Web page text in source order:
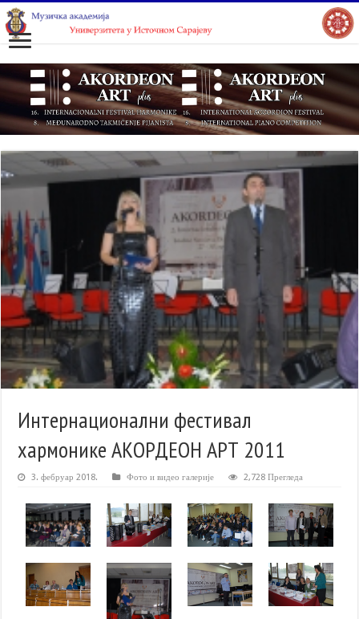
Интернационални фестивал
хармонике АКОРДЕОН АРТ 2011
3. фебруар 2018. Фото и видео галерије 2,728 Прегледа